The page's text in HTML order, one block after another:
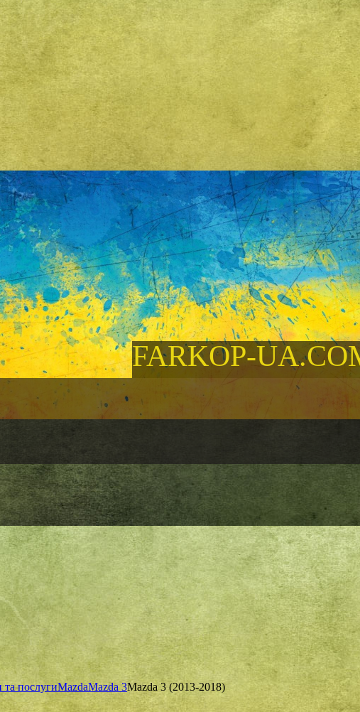
FARKOP-
та послугиMazdaMazda 3Mazda 3 (2013-2018)